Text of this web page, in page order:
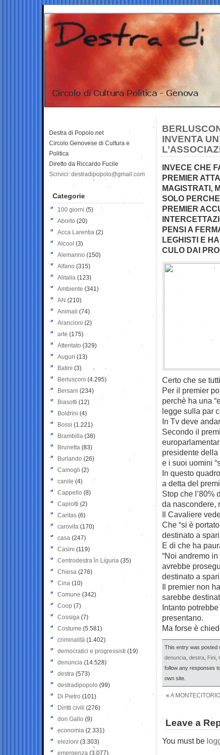
INVENTA
INVECE CHE
PREMIER
MAGISTRATI,
SOLO
PREMIER
PENSI A
LEGHISTI E
CULO DAI
Certo che se
Per il premier
perchè ha una
legge sulla par
In Tv deve
Secondo il
presidente
e i suoi uomini
In questo
a detta del
Stop che l’80%
da nascondere,
Il Cavaliere
Che “si è
destinato a
E di che ha
“Noi andremo
avrebbe
destinato a
Il premier non
sarebbe
Intanto
presentano.
Ma forse è
This entry was posted
denuncia,destra,Fini,
follow any responses
own site.
« A
Leave a
You must be
Destra di Popolo.net
Circolo Genovese di Cultura e
Politica
Diretto da Riccardo Fucile
Scrivici: destradipopolo@gmail.com
Categorie
100 giorni (5)
Aborto (20)
Acca Larentia (2)
Alcool (3)
Alemanno (150)
Alfano (315)
Alitalia (123)
Ambiente (341)
AN (210)
Animali (74)
Arancioni (2)
arte (175)
Attentato (329)
Auguri (13)
Batini (3)
Berlusconi (4.295)
Bersani (234)
Biasotti (12)
Boldrini (4)
Bossi (1.221)
Brambilla (38)
Brunetta (83)
Burlando (26)
Camogli (2)
canile (4)
Cappello (8)
Caprotti (2)
Caritas (6)
carovita (170)
casa (247)
Casini (119)
Centrodestra in Liguria (35)
Chiesa (276)
Cina (10)
Comune (342)
Coop (7)
Cossiga (7)
Costume (5.581)
criminalità (1.402)
democratici e progressisti (19)
denuncia (14.528)
destra (573)
destradipopolo (99)
Di Pietro (101)
Diritti civili (276)
don Gallo (9)
economia (2.331)
elezioni (3.303)
emergenza (3.077)